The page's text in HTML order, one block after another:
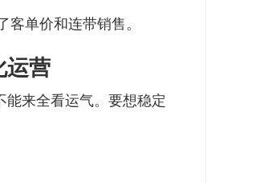
单价和连带销售。
运营
来全看运气。要想稳定